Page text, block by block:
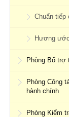
Chuẩn tiếp
Hương
Phòng Bổ trợ
Phòng Công
hành chính
Phòng Kiểm